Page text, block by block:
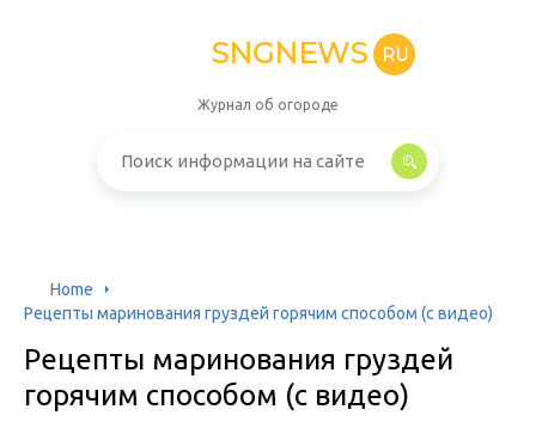
SNGNEWS RU
Журнал об огороде
Home
Рецепты маринования груздей горячим способом (с видео)
Рецепты маринования груздей
горячим способом (с видео)